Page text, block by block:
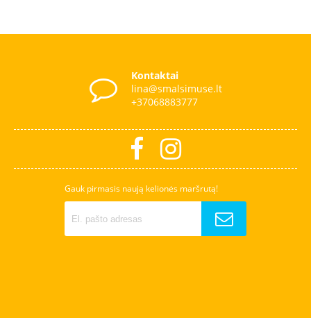
Kontaktai
lina@smalsimuse.lt
+37068883777
Gauk pirmasis naują kelionės maršrutą!